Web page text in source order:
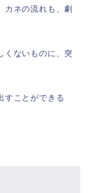
カネの流れも、劇
くないものに、突
すことができる